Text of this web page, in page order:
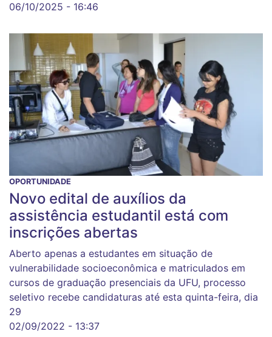
06/10/2025 - 16:46
OPORTUNIDADE
Novo edital de auxílios da
assistência estudantil está com
inscrições abertas
Aberto apenas a estudantes em situação de
vulnerabilidade socioeconômica e matriculados em
cursos de graduação presenciais da UFU, processo
seletivo recebe candidaturas até esta quinta-feira, dia
29
02/09/2022 - 13:37